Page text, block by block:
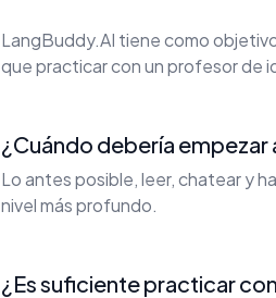
LangBuddy.AI tiene como
que practicar con un profesor de
¿Cuándo debería
Lo antes posible, leer, chatear y
nivel más profundo.
¿Es suficiente practicar